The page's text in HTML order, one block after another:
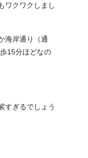
ワクワクしまし
海岸通り（通
15分ほどなの
ぎるでしょう